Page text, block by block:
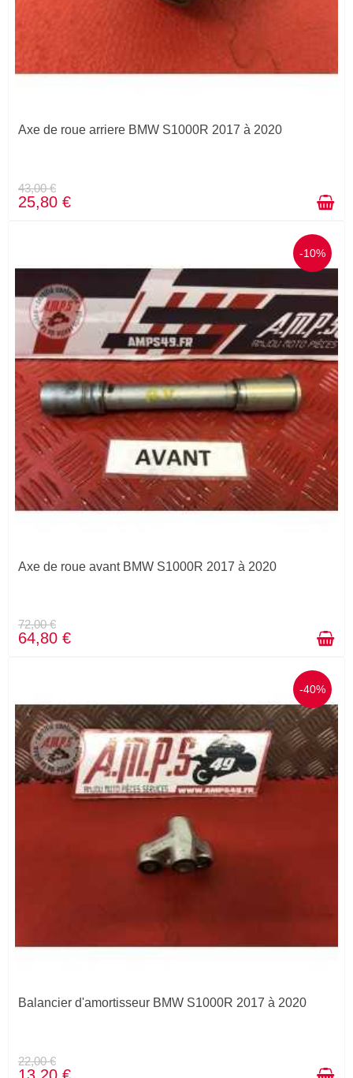
Axe de roue arriere BMW S1000R 2017 à 2020
43,00 €
25,80 €
-10%
Axe de roue avant BMW S1000R 2017 à 2020
72,00 €
64,80 €
-40%
Balancier d'amortisseur BMW S1000R 2017 à 2020
22,00 €